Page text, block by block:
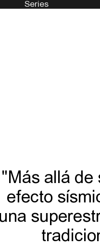
Series
"Más allá de
efecto
una